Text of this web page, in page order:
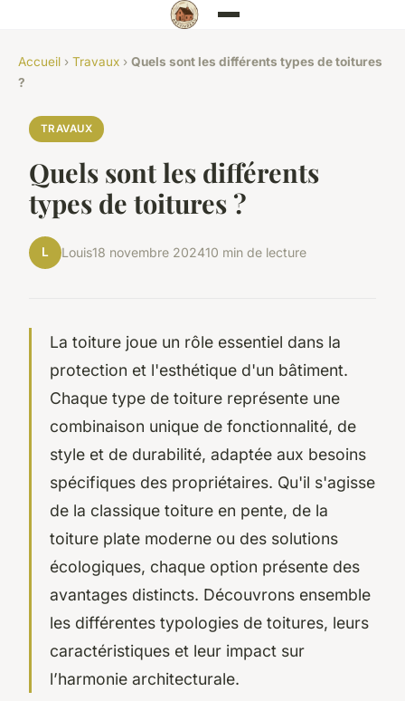
Accueil › Travaux › Quels sont les différents types de toitures
?
TRAVAUX
Quels sont les différents
types de toitures ?
L Louis18 novembre 202410 min de lecture
La toiture joue un rôle essentiel dans la
protection et l'esthétique d'un bâtiment.
Chaque type de toiture représente une
combinaison unique de fonctionnalité, de
style et de durabilité, adaptée aux besoins
spécifiques des propriétaires. Qu'il s'agisse
de la classique toiture en pente, de la
toiture plate moderne ou des solutions
écologiques, chaque option présente des
avantages distincts. Découvrons ensemble
les différentes typologies de toitures, leurs
caractéristiques et leur impact sur
l’harmonie architecturale.